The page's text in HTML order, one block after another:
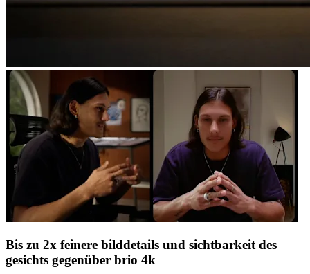
Bis zu 2x feinere bilddetails und sichtbarkeit des
gesichts gegenüber brio 4k